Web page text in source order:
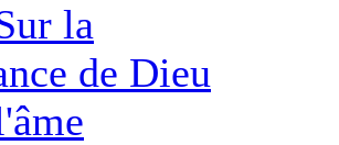
la
de Dieu